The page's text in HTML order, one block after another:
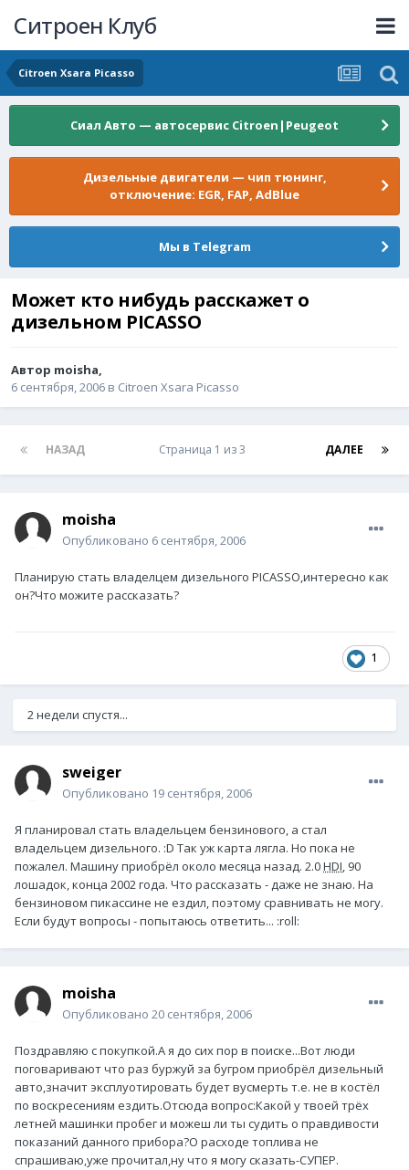
Ситроен Клуб
Citroen Xsara Picasso
Сиал Авто — автосервис Citroen|Peugeot
Дизельные двигатели — чип тюнинг,
отключение: EGR, FAP, AdBlue
Мы в Telegram
Может кто нибудь расскажет о
дизельном PICASSO
Автор moisha,
6 сентября, 2006 в Citroen Xsara Picasso
НАЗАД ДАЛЕЕ
Страница 1 из 3
moisha
Опубликовано 6 сентября, 2006
Планирую стать владелцем дизельного PICASSO,интересно как
он?Что можите рассказать?
1
2 недели спустя...
sweiger
Опубликовано 19 сентября, 2006
Я планировал стать владельцем бензинового, а стал
владельцем дизельного. :D Так уж карта лягла. Но пока не
пожалел. Машину приобрёл около месяца назад. 2.0HDI, 90
лошадок, конца 2002 года. Что рассказать - даже не знаю. На
бензиновом пикассине не ездил, поэтому сравнивать не могу.
Если будут вопросы - попытаюсь ответить... :roll:
moisha
Опубликовано 20 сентября, 2006
Поздравляю с покупкой.А я до сих пор в поиске...Вот люди
поговаривают что раз буржуй за бугром приобрёл дизельный
авто,значит эксплуотировать будет вусмерть т.е. не в костёл
по воскресениям ездить.Отсюда вопрос:Какой у твоей трёх
летней машинки пробег и можеш ли ты судить о правдивости
показаний данного прибора?О расходе топлива не
спрашиваю,уже прочитал,ну что я могу сказать-СУПЕР.